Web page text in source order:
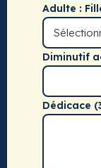
Adulte :
Diminutif
Dédicace